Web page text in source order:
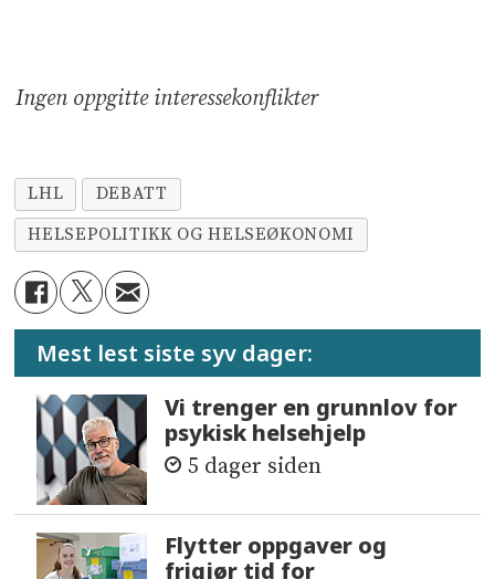
Ingen oppgitte interessekonflikter
LHL
DEBATT
HELSEPOLITIKK OG HELSEØKONOMI
Mest lest siste syv dager:
Vi trenger en grunnlov for
psykisk helsehjelp
5 dager siden
Flytter oppgaver og
frigjør tid for